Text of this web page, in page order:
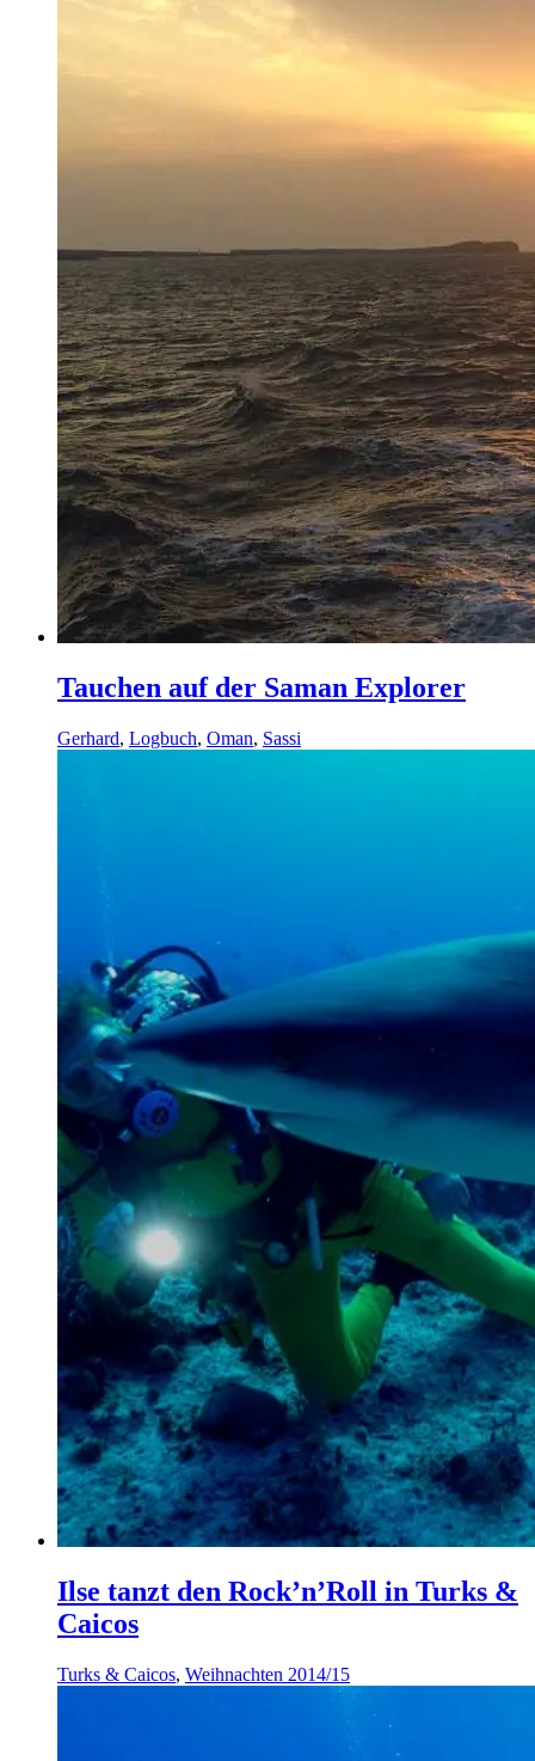
Tauchen auf der Saman Explorer
Gerhard, Logbuch, Oman, Sassi
Ilse tanzt den Rock’n’Roll in Turks &
Caicos
Turks & Caicos, Weihnachten 2014/15